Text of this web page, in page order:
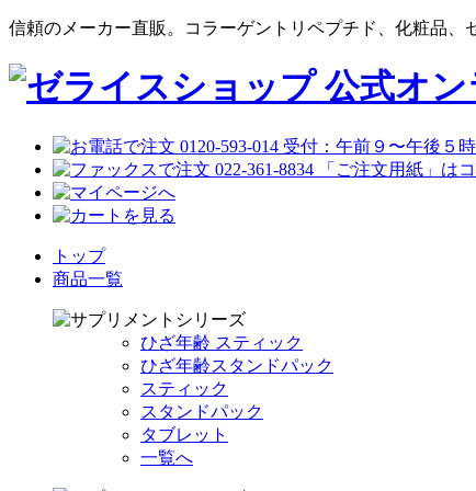
信頼のメーカー直販。コラーゲントリペプチド、化粧品、
トップ
商品一覧
ひざ年齢 スティック
ひざ年齢スタンドパック
スティック
スタンドパック
タブレット
一覧へ